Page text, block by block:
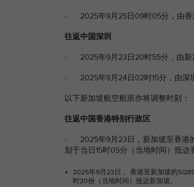
· 2025年9月25日09时05分，由香
往返中国深圳
· 2025年9月23日20时55分，由新
· 2025年9月24日02时15分，由深
以下新加坡航空航班亦将调整时刻：
往返中国香港特别行政区
· 2025年9月23日，新加坡至香港
划于当日15时05分（当地时间）抵达
2025年9月23日， 香港至新加坡的
时20份（当地时间）抵达新加坡。